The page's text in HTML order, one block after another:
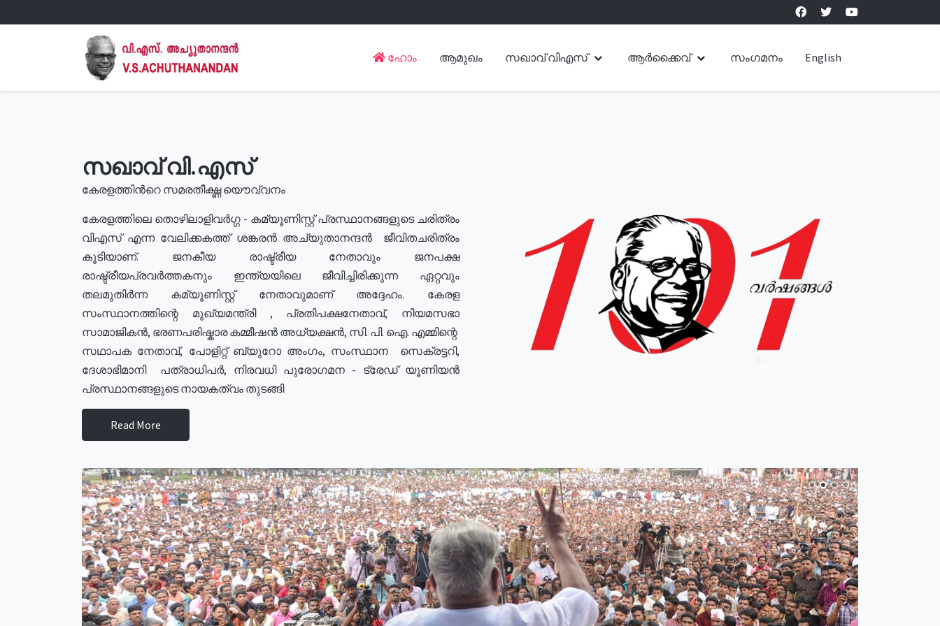
ഹോം ആമുഖം സഖാവ് വിഎസ് ആർക്കൈവ് സംഗമനം English
സഖാവ് വി.എസ്
കേരളത്തിൻറെ സമരതീക്ഷ്ണ യൌവ്വനം
കേരളത്തിലെ തൊഴിലാളിവർഗ്ഗ - കമ്യൂണിസ്റ്റ് പ്രസ്ഥാനങ്ങളുടെ ചരിത്രം
വിഎസ് എന്ന വേലിക്കകത്ത് ശങ്കരൻ അച്യുതാനന്ദൻ ജീവിതചരിത്രം
കൂടിയാണ്. ജനകീയ രാഷ്ട്രീയ നേതാവും ജനപക്ഷ
രാഷ്ട്രീയപ്രവർത്തകനും ഇന്ത്യയിലെ ജീവിച്ചിരിക്കുന്ന ഏറ്റവും
തലമുതിർന്ന കമ്യൂണിസ്റ്റ് നേതാവുമാണ് അദ്ദേഹം. കേരള
സംസ്ഥാനത്തിന്റെ മുഖ്യമന്ത്രി , പ്രതിപക്ഷനേതാവ്, നിയമസഭാ
സാമാജികൻ, ഭരണപരിഷ്കാര കമ്മീഷൻ അധ്യക്ഷൻ, സി. പി. ഐ. എമ്മിന്റെ
സഥാപക നേതാവ്, പോളിറ്റ് ബ്യുറോ അംഗം, സംസ്ഥാന സെക്രട്ടറി,
ദേശാഭിമാനി പത്രാധിപർ, നിരവധി പുരോഗമന - ട്രേഡ് യൂണിയൻ
പ്രസ്ഥാനങ്ങളുടെ നായകത്വം തുടങ്ങി
Read More